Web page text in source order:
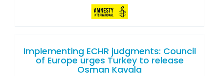
Implementing ECHR judgments: Council
of Europe urges Turkey to release
Osman Kavala